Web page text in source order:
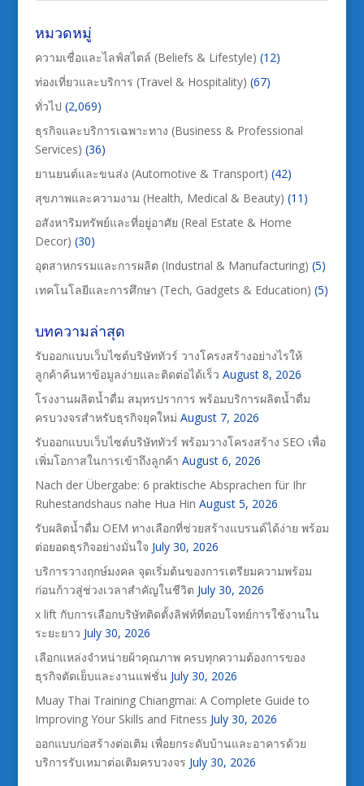
หมวดหมู่
ความเชื่อและไลฟ์สไตล์ (Beliefs & Lifestyle) (12)
ท่องเที่ยวและบริการ (Travel & Hospitality) (67)
ทั่วไป (2,069)
ธุรกิจและบริการเฉพาะทาง (Business & Professional
Services) (36)
ยานยนต์และขนส่ง (Automotive & Transport) (42)
สุขภาพและความงาม (Health, Medical & Beauty) (11)
อสังหาริมทรัพย์และที่อยู่อาศัย (Real Estate & Home
Decor) (30)
อุตสาหกรรมและการผลิต (Industrial & Manufacturing) (5)
เทคโนโลยีและการศึกษา (Tech, Gadgets & Education) (5)
บทความล่าสุด
รับออกแบบเว็บไซต์บริษัททัวร์ วางโครงสร้างอย่างไรให้
ลูกค้าค้นหาข้อมูลง่ายและติดต่อได้เร็ว August 8, 2026
โรงงานผลิตน้ำดื่ม สมุทรปราการ พร้อมบริการผลิตน้ำดื่ม
ครบวงจรสำหรับธุรกิจยุคใหม่ August 7, 2026
รับออกแบบเว็บไซต์บริษัททัวร์ พร้อมวางโครงสร้าง SEO เพื่อ
เพิ่มโอกาสในการเข้าถึงลูกค้า August 6, 2026
Nach der Übergabe: 6 praktische Absprachen für Ihr
Ruhestandshaus nahe Hua Hin August 5, 2026
รับผลิตน้ำดื่ม OEM ทางเลือกที่ช่วยสร้างแบรนด์ได้ง่าย พร้อม
ต่อยอดธุรกิจอย่างมั่นใจ July 30, 2026
บริการวางฤกษ์มงคล จุดเริ่มต้นของการเตรียมความพร้อม
ก่อนก้าวสู่ช่วงเวลาสำคัญในชีวิต July 30, 2026
x lift กับการเลือกบริษัทติดตั้งลิฟท์ที่ตอบโจทย์การใช้งานใน
ระยะยาว July 30, 2026
เลือกแหล่งจำหน่ายผ้าคุณภาพ ครบทุกความต้องการของ
ธุรกิจตัดเย็บและงานแฟชั่น July 30, 2026
Muay Thai Training Chiangmai: A Complete Guide to
Improving Your Skills and Fitness July 30, 2026
ออกแบบก่อสร้างต่อเติม เพื่อยกระดับบ้านและอาคารด้วย
บริการรับเหมาต่อเติมครบวงจร July 30, 2026